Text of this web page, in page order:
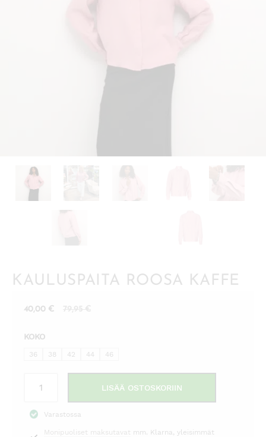
KAULUSPAITA ROOSA KAFFE
40,00 €
KOKO
36 38 42 44 46
roosa
määrä
LISÄÄ OSTOSKORIIN
Varastossa
Monipuoliset maksutavat mm. Klarna, yleisimmät